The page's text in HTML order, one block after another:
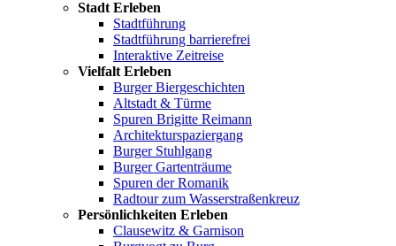
Stadt Erleben
Stadtführung
Stadtführung barrierefrei
Interaktive Zeitreise
Vielfalt Erleben
Burger Biergeschichten
Altstadt & Türme
Spuren Brigitte Reimann
Architekturspaziergang
Burger Stuhlgang
Burger Gartenträume
Spuren der Romanik
Radtour zum Wasserstraßenkreuz
Persönlichkeiten Erleben
Clausewitz & Garnison